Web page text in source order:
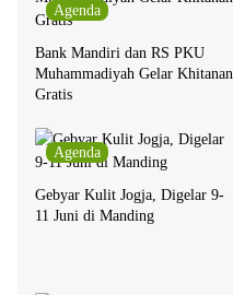
Agenda
Bank Mandiri dan RS PKU
Muhammadiyah Gelar Khitanan
Gratis
Agenda
Gebyar Kulit Jogja, Digelar 9-
11 Juni di Manding